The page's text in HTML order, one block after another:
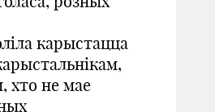
карыстацца
хто не мае